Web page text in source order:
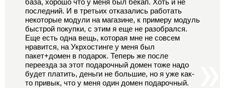
последний. И в третьих отказались работать
некоторые модули на магазине, к примеру модуль
быстрой покупки, с этим я еще не разобрался.
Еще есть одна вещь, которая мне не совсем
нравится, на Укрхостинге у меня был
пакет+домен в подарок. Теперь же после
переезда за этот подарочный домен тоже надо
будет платить, деньги не большие, но я уже как-
то привык, что у меня один домен подарочный.